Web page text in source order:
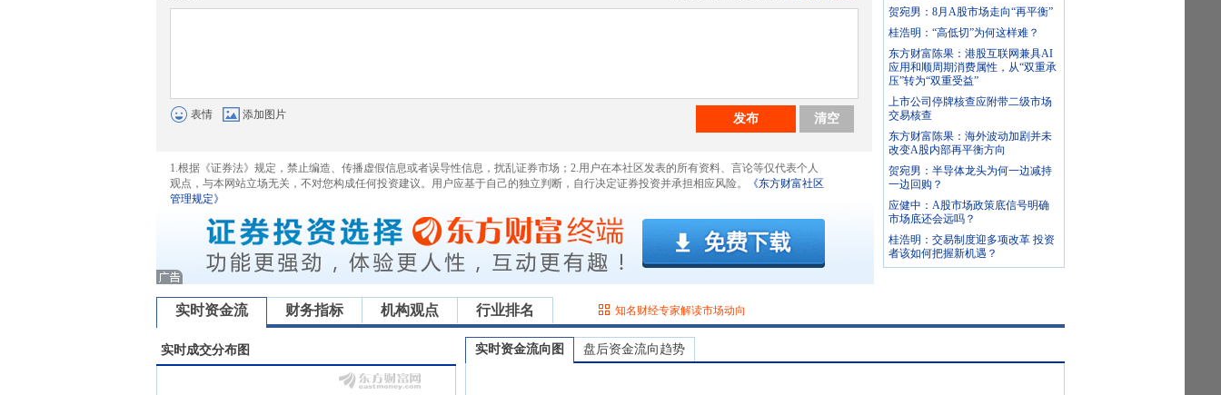
表情 添加图片 发布 清空
1.根据《证券法》规定，禁止编造、传播虚假信息或者误导性信息，扰乱证券市场；2.用户在本社区发表的所有资料、言论等仅代表个人
观点，与本网站立场无关，不对您构成任何投资建议。用户应基于自己的独立判断，自行决定证券投资并承担相应风险。
《东方财富社区
管理规定》
贺宛男：8月A股市场走向“再平衡”
桂浩明：“高低切”为何这样难？
东方财富陈果：港股互联网兼具AI
应用和顺周期消费属性，从“双重承
压”转为“双重受益”
上市公司停牌核查应附带二级市场
交易核查
东方财富陈果：海外波动加剧并未
改变A股内部再平衡方向
贺宛男：半导体龙头为何一边减持
一边回购？
应健中：A股市场政策底信号明确
市场底还会远吗？
桂浩明：交易制度迎多项改革 投资
者该如何把握新机遇？
实时资金流 财务指标 机构观点 行业排名 知名财经专家解读市场动向
实时成交分布图 实时资金流向图 盘后资金流向趋势